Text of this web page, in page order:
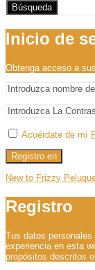
Búsqueda
Inicio de
Obtenga acceso a
Acuérdate de mí
Registro en
New to Frizzy
Registro
Tus datos
experiencia en esta
propósitos descritos